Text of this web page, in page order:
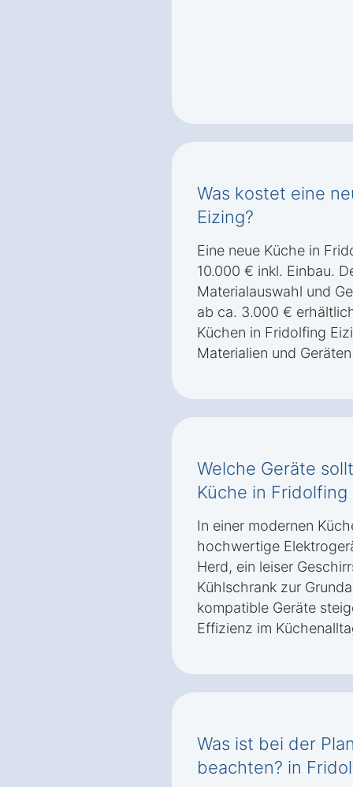
Was kostet eine
Eizing?
Eine neue Küche in
10.000 € inkl. Einbau.
Materialauswahl und
ab ca. 3.000 €
Küchen in Fridolfing
Materialien und
Welche Geräte
Küche in
In einer modernen
hochwertige
Herd, ein leiser
Kühlschrank zur
kompatible Geräte
Effizienz im
Was ist bei der
beachten? in